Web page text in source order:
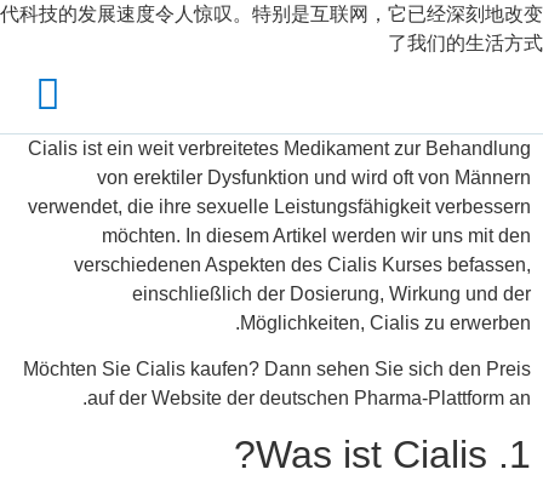
代科技的发展速度令人惊叹。特别是互联网，它已经深刻地改变
了我们的生活方式
Cialis ist ein weit verbreitetes Medikament zur Behandlung
von erektiler Dysfunktion und wird oft von Männern
verwendet, die ihre sexuelle Leistungsfähigkeit verbessern
möchten. In diesem Artikel werden wir uns mit den
verschiedenen Aspekten des Cialis Kurses befassen,
einschließlich der Dosierung, Wirkung und der
Möglichkeiten, Cialis zu erwerben.
Möchten Sie Cialis kaufen? Dann sehen Sie sich den Preis
auf der Website der deutschen Pharma-Plattform an.
1. Was ist Cialis?